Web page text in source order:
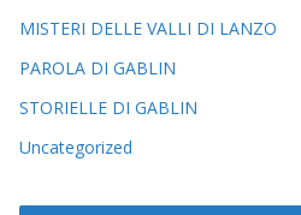
MISTERI DELLE VALLI DI LANZO
PAROLA DI GABLIN
STORIELLE DI GABLIN
Uncategorized